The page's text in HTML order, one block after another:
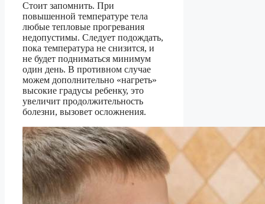
Стоит запомнить. При
повышенной температуре тела
любые тепловые прогревания
недопустимы. Следует подождать,
пока температура не снизится, и
не будет подниматься минимум
один день. В противном случае
можем дополнительно «нагреть»
высокие градусы ребенку, это
увеличит продолжительность
болезни, вызовет осложнения.